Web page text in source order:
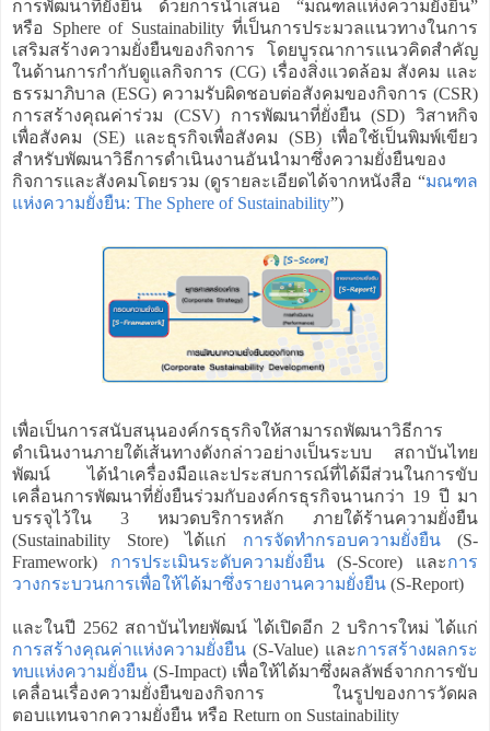
การพัฒนาที่ยั่งยืน ด้วยการนำเสนอ “มณฑลแห่งความยั่งยืน”
หรือ Sphere of Sustainability ที่เป็นการประมวลแนวทางในการ
เสริมสร้างความยั่งยืนของกิจการ โดยบูรณาการแนวคิดสำคัญ
ในด้านการกำกับดูแลกิจการ (CG) เรื่องสิ่งแวดล้อม สังคม และ
ธรรมาภิบาล (ESG) ความรับผิดชอบต่อสังคมของกิจการ (CSR)
การสร้างคุณค่าร่วม (CSV) การพัฒนาที่ยั่งยืน (SD) วิสาหกิจ
เพื่อสังคม (SE) และธุรกิจเพื่อสังคม (SB) เพื่อใช้เป็นพิมพ์เขียว
สำหรับพัฒนาวิธีการดำเนินงานอันนำมาซึ่งความยั่งยืนของ
กิจการและสังคมโดยรวม (ดูรายละเอียดได้จากหนังสือ “มณฑล
แห่งความยั่งยืน: The Sphere of Sustainability”)
เพื่อเป็นการสนับสนุนองค์กรธุรกิจให้สามารถพัฒนาวิธีการ
ดำเนินงานภายใต้เส้นทางดังกล่าวอย่างเป็นระบบ สถาบันไทย
พัฒน์ ได้นำเครื่องมือและประสบการณ์ที่ได้มีส่วนในการขับ
เคลื่อนการพัฒนาที่ยั่งยืนร่วมกับองค์กรธุรกิจนานกว่า 19 ปี มา
บรรจุไว้ใน 3 หมวดบริการหลัก ภายใต้ร้านความยั่งยืน
(Sustainability Store) ได้แก่ การจัดทำกรอบความยั่งยืน (S-
Framework) การประเมินระดับความยั่งยืน(S-Score) และการ
วางกระบวนการเพื่อให้ได้มาซึ่งรายงานความยั่งยืน (S-Report)
และในปี 2562 สถาบันไทยพัฒน์ ได้เปิดอีก 2 บริการใหม่ ได้แก่
การสร้างคุณค่าแห่งความยั่งยืน (S-Value) และการสร้างผลกระ
ทบแห่งความยั่งยืน (S-Impact) เพื่อให้ได้มาซึ่งผลลัพธ์จากการขับ
เคลื่อนเรื่องความยั่งยืนของกิจการ ในรูปของการวัดผล
ตอบแทนจากความยั่งยืน หรือ Return on Sustainability